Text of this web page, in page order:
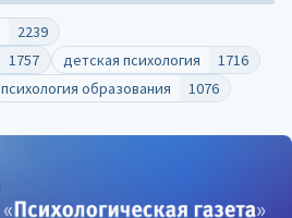
2239
1757 детская психология
1716
психология образования
1076